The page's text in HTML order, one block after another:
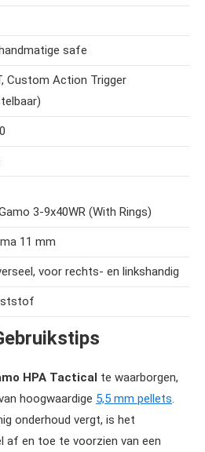
safe
Custom Action Trigger
3-9x40WR (With Rings)
11 mm
voor rechts- en linkshandig
HPA Tactical te waarborgen,
hoogwaardige 5,5 mm pellets.
onderhoud vergt, is het
af en toe te voorzien van een